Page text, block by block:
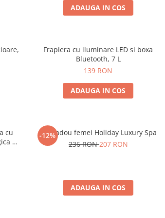
ADAUGA IN COS
Frapiera cu iluminare LED si boxa
Bluetooth, 7 L
139 RON
ADAUGA IN COS
cu
de
-12%
Set cadou femei Holiday Luxury Spa
236 RON207 RON
ADAUGA IN COS